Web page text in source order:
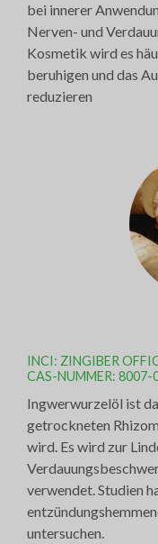
bei innerer
Nerven- und
Kosmetik wird es
beruhigen und das
reduzieren
INCI: ZINGIBER
CAS-NUMMER: 8007-
Ingwerwurzelöl ist
getrockneten
wird. Es wird zur
verwendet. Studien
untersuchen.